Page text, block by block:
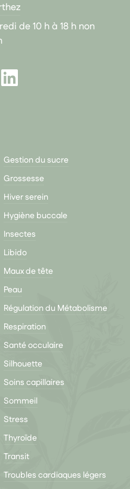
de 10 h à 18 h non
LinkedIn
Gestion du sucre
Grossesse
Hiver serein
Hygiène buccale
Insectes
Libido
Maux de tête
Peau
Régulation du Métabolisme
Respiration
Santé occulaire
Silhouette
Soins capillaires
Sommeil
Stress
Thyroïde
Transit
Troubles cardiaques légers